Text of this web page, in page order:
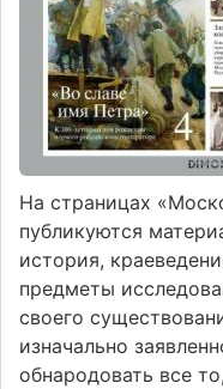
На страницах
публикуются
история,
предметы
своего
изначально
обнародовать все